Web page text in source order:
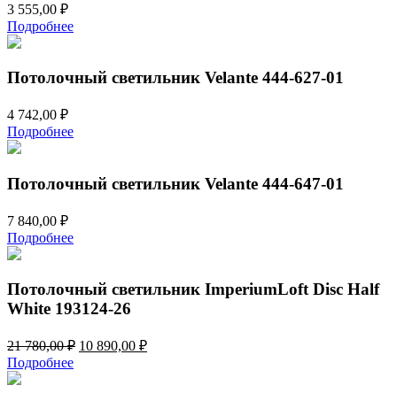
3 555,00 ₽
Подробнее
Потолочный светильник Velante 444-627-01
4 742,00 ₽
Подробнее
Потолочный светильник Velante 444-647-01
7 840,00 ₽
Подробнее
Потолочный светильник ImperiumLoft Disc Half
White 193124-26
21 780,00₽ Первоначальная
10 890,00 ₽Текущая
Подробнее